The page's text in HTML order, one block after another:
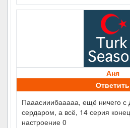
Аня
Ответить
Пааасииибааааа, ещё ничего с
сердаром, а всё, 14 серия
настроение 0